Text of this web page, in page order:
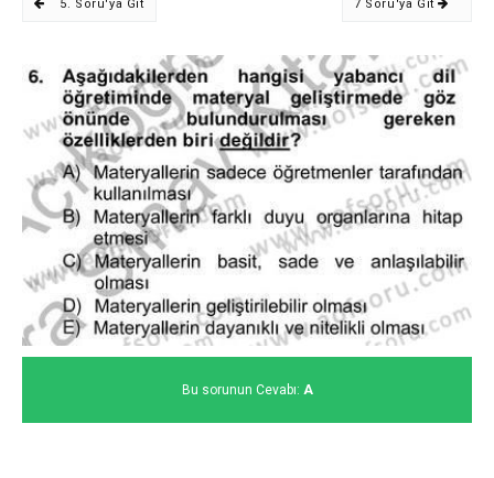
5. Soru'ya Git 7 Soru'ya Git
Bu sorunun Cevabı: A